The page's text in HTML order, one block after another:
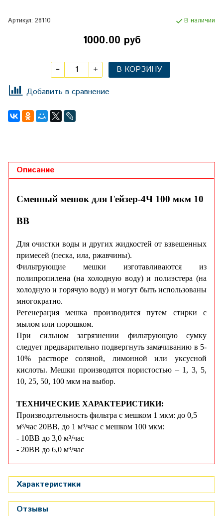
Артикул: 28110 В наличии
1000.00 руб
В КОРЗИНУ
Добавить в сравнение
Описание
Сменный мешок для Гейзер-4Ч 100 мкм 10
ВВ
Для очистки воды и других жидкостей от взвешенных
примесей (песка, ила, ржавчины).
Фильтрующие мешки изготавливаются из
полипропилена (на холодную воду) и полиэстера (на
холодную и горячую воду) и могут быть использованы
многократно.
Регенерация мешка производится путем стирки с
мылом или порошком.
При сильном загрязнении фильтрующую сумку
следует предварительно подвергнуть замачиванию в 5-
10% растворе соляной, лимонной или уксусной
кислоты. Мешки производятся пористостью – 1, 3, 5,
10, 25, 50, 100 мкм на выбор.
ТЕХНИЧЕСКИЕ ХАРАКТЕРИСТИКИ:
Производительность фильтра с мешком 1 мкм: до 0,5
м³/час 20ВВ, до 1 м³/час с мешком 100 мкм:
- 10ВВ до 3,0 м³/час
- 20ВВ до 6,0 м³/час
Характеристики
Отзывы